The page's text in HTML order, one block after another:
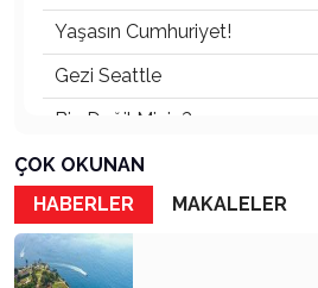
Yaşasın Cumhuriyet!
Gezi Seattle
Biz Değil Miyiz?
Atatürk’ün Dumlupınar Söylevi
GENCO ERKAL TİYATRONUN
YILMAZ DEVRİMCİSİ
ANNEMSİZLİĞİMİN GÜNÜ!
ÇOK OKUNAN
HABERLER
MAKALELER